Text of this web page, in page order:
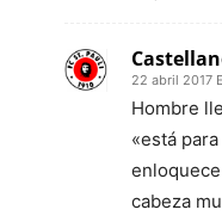
22 abril 2017
Hombre
«está
cabeza